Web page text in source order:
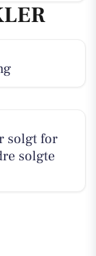
solgt for
solgte